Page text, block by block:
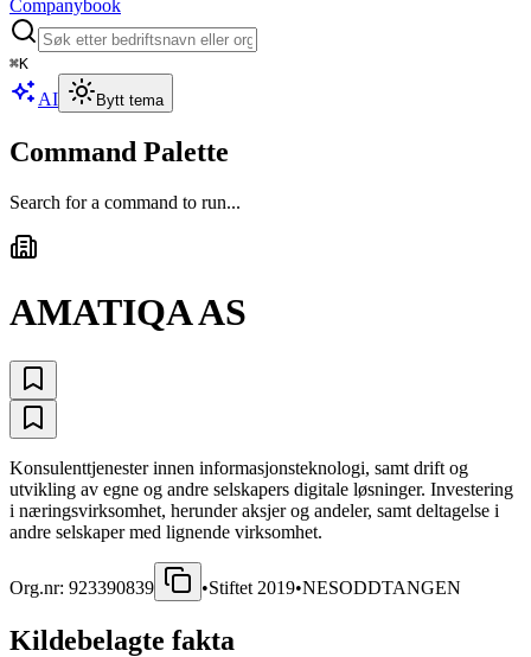
Companybook
⌘K
AI Bytt tema
Command Palette
Search for a command to run...
AMATIQA AS
Konsulenttjenester innen informasjonsteknologi, samt drift og
utvikling av egne og andre selskapers digitale løsninger. Investering
i næringsvirksomhet, herunder aksjer og andeler, samt deltagelse i
andre selskaper med lignende virksomhet.
Org.nr: 923390839 •Stiftet 2019•NESODDTANGEN
Kildebelagte fakta